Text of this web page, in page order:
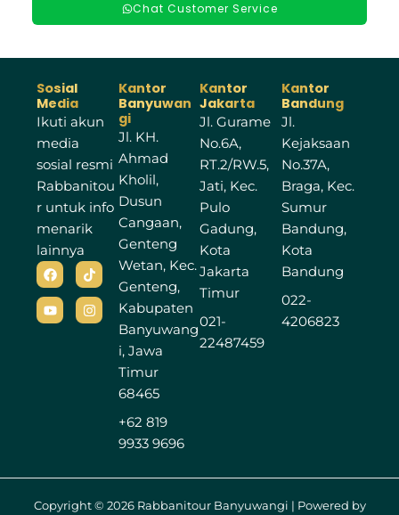
Chat Customer Service
Sosial
Media
Ikuti akun
media
sosial resmi
Rabbanitou
r untuk info
menarik
lainnya
F
a
c
e
b
T
i
k
t
o
Y
o
u
t
u
I
n
s
t
a
Kantor
Banyuwan
gi
Jl. KH.
Ahmad
Kholil,
Dusun
Cangaan,
Genteng
Wetan, Kec.
Genteng,
Kabupaten
Banyuwang
i, Jawa
Timur
68465
+62 819
9933 9696
Kantor
Jakarta
Jl. Gurame
No.6A,
RT.2/RW.5,
Jati, Kec.
Pulo
Gadung,
Kota
Jakarta
Timur
021-
22487459
Kantor
Bandung
Jl.
Kejaksaan
No.37A,
Braga, Kec.
Sumur
Bandung,
Kota
Bandung
022-
4206823
Copyright © 2026 Rabbanitour Banyuwangi | Powered by